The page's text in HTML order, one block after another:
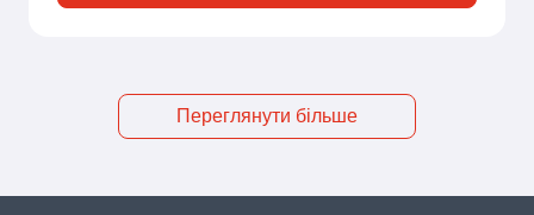
Переглянути більше